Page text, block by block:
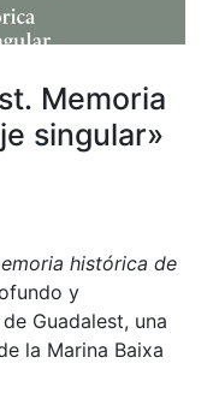
Memoria
singular»
histórica de
y
Guadalest, una
la Marina Baixa